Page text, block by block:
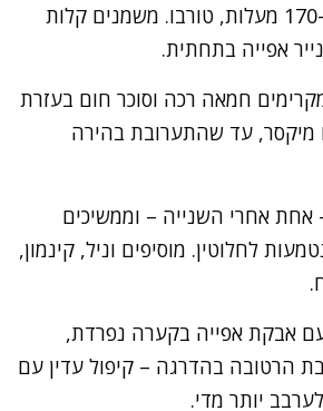
מחממים תנור ל-170 מעלות, טורבו. משמנים קלות
אפייה בתחתית.
חמאה רכה וסוכר חום בעזרת
מיקסר, עד שהתערובת בהירה
אחת אחרי השנייה – וממשיכים
לחלוטין. מוסיפים וניל, קינמון,
אבקת אפייה בקערה נפרדת,
הרטובה בהדרגה – קיפול עדין עם
יותר מדי.